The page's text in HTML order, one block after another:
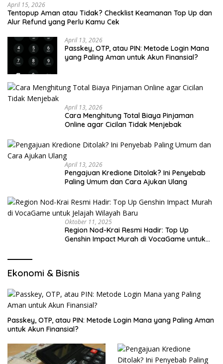
April 15, 2026
Tentopup Aman atau Tidak? Checklist Keamanan Top Up dan
Alur Refund yang Perlu Kamu Cek
April 13, 2026
Passkey, OTP, atau PIN: Metode Login Mana
yang Paling Aman untuk Akun Finansial?
April 13, 2026
Cara Menghitung Total Biaya Pinjaman
Online agar Cicilan Tidak Menjebak
April 13, 2026
Pengajuan Kredione Ditolak? Ini Penyebab
Paling Umum dan Cara Ajukan Ulang
Oktober 11, 2025
Region Nod-Krai Resmi Hadir: Top Up
Genshin Impact Murah di VocaGame untuk
Ekonomi & Bisnis
Passkey, OTP, atau PIN: Metode Login Mana yang Paling Aman
untuk Akun Finansial?